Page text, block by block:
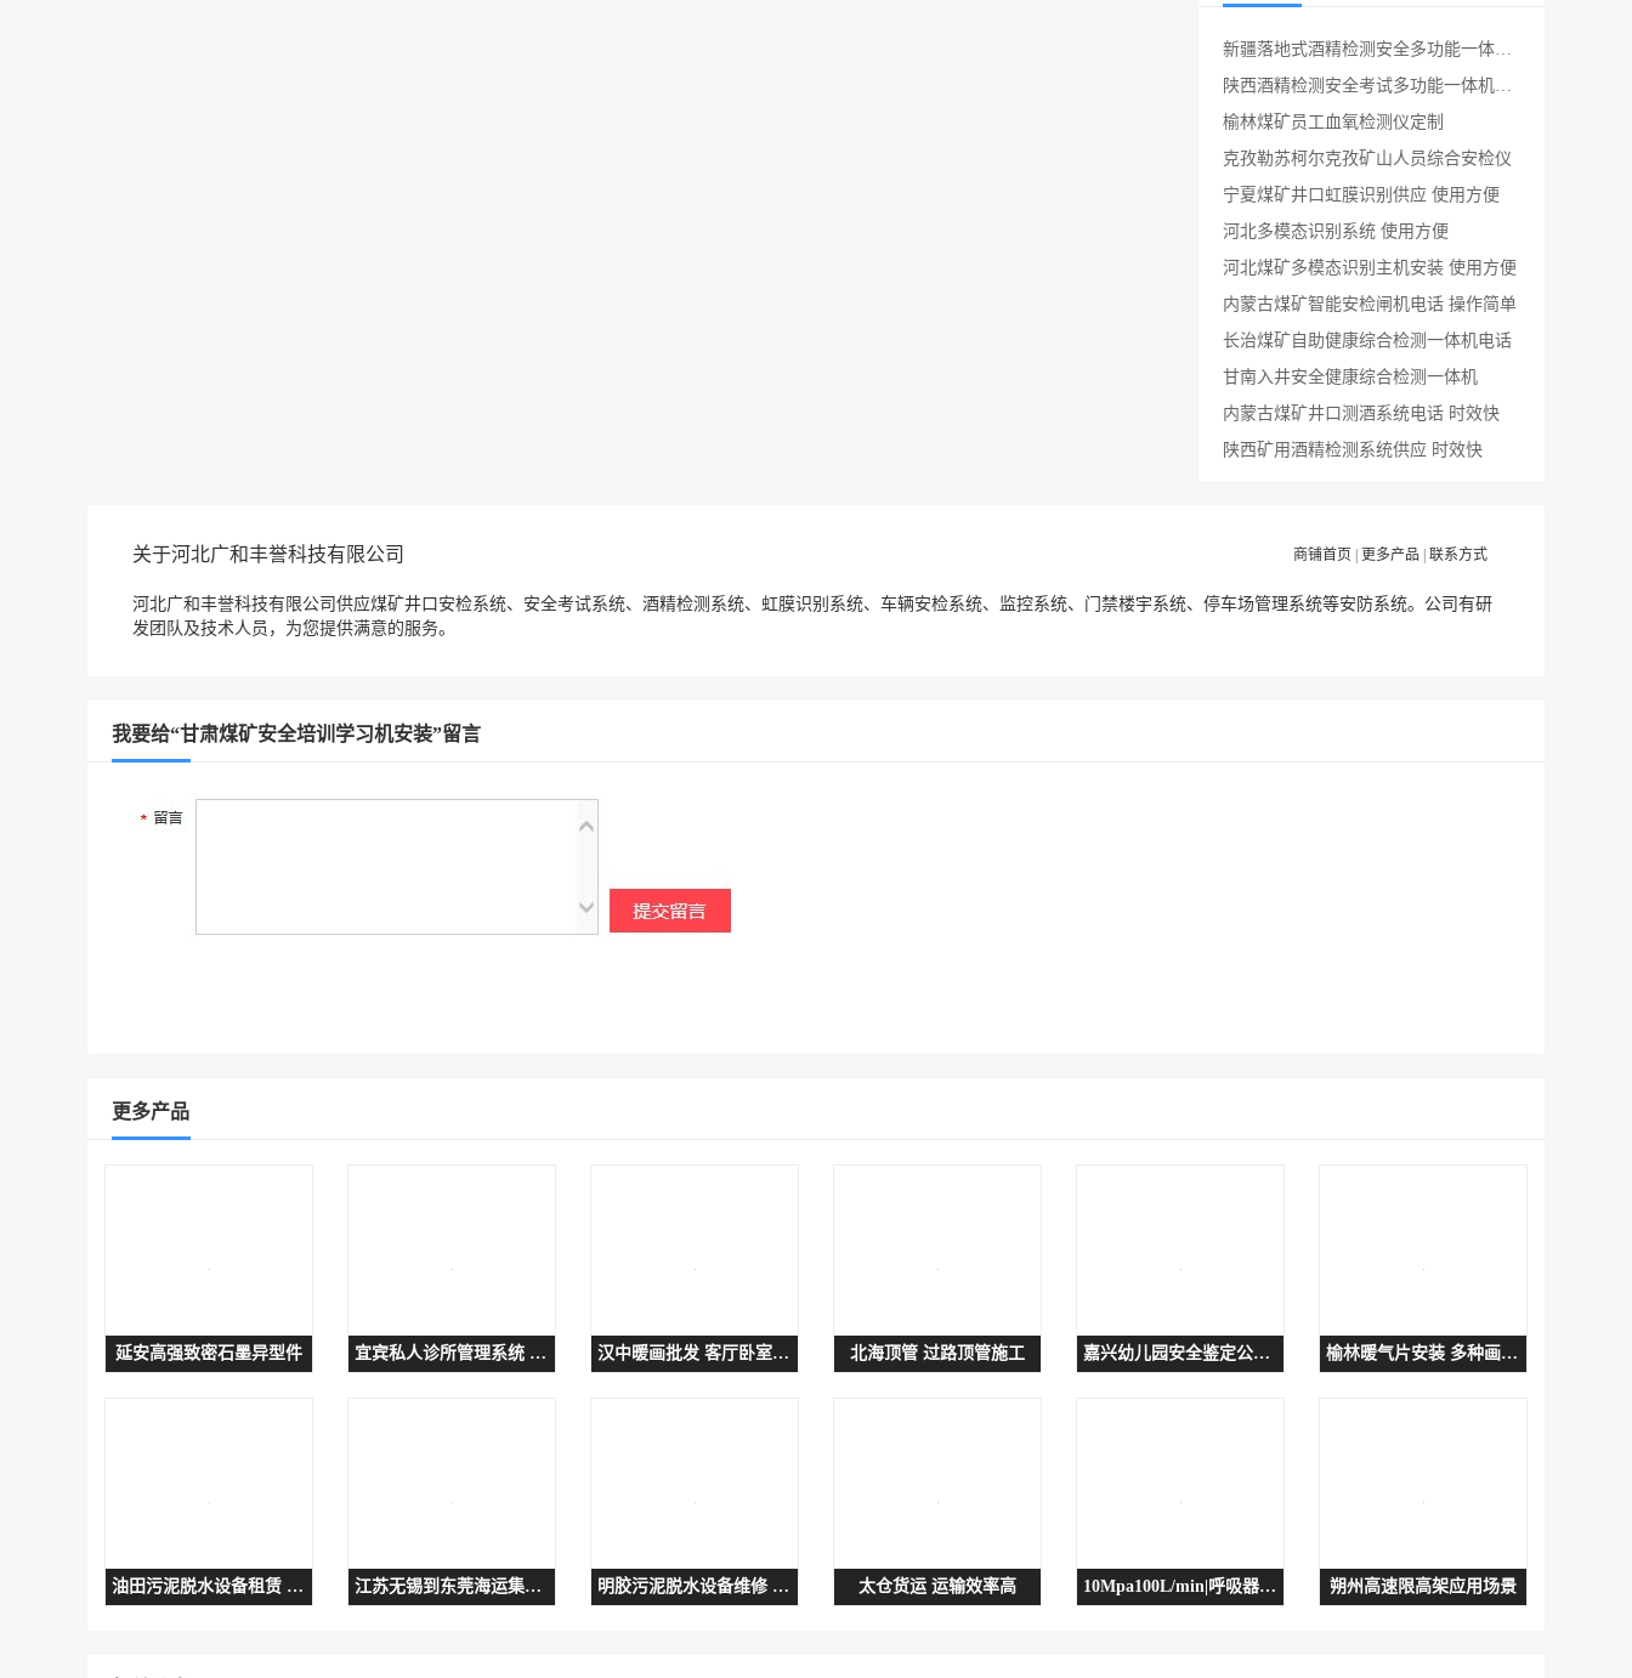
新疆落地式酒精检测安全多功能一体机安装 时效快
陕西酒精检测安全考试多功能一体机供应 使用方便
榆林煤矿员工血氧检测仪定制
克孜勒苏柯尔克孜矿山人员综合安检仪
宁夏煤矿井口虹膜识别供应 使用方便
河北多模态识别系统 使用方便
河北煤矿多模态识别主机安装 使用方便
内蒙古煤矿智能安检闸机电话 操作简单
长治煤矿自助健康综合检测一体机电话
甘南入井安全健康综合检测一体机
内蒙古煤矿井口测酒系统电话 时效快
陕西矿用酒精检测系统供应 时效快
关于河北广和丰誉科技有限公司 商铺首页 更多产品 联系方式
河北广和丰誉科技有限公司供应煤矿井口安检系统、安全考试系统、酒精检测系统、虹膜识别系统、车辆安检系统、监控系统、门禁楼宇系统、停车场管理系统等安防系统。公司有研
发团队及技术人员，为您提供满意的服务。
我要给“甘肃煤矿安全培训学习机安装”留言
更多产品
延安高强致密石墨异型件 宜宾私人诊所管理系统 诊所药房药品管理软件 汉中暖画批发 客厅卧室装饰家用 北海顶管 过路顶管施工 嘉兴幼儿园安全鉴定公司 第三方幼儿园房屋安全检测 榆林暖气片安装 多种画面可选择
油田污泥脱水设备租赁 污泥离心脱水设备 江苏无锡到东莞海运集装箱 点对点运输 明胶污泥脱水设备维修 高压泥浆脱水机维修 太仓货运 运输效率高 10Mpa100L/min|呼吸器充气泵|潜水器 朔州高速限高架应用场景